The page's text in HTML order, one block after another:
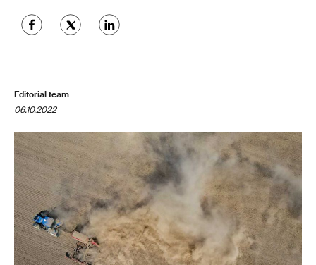
Editorial team
06.10.2022